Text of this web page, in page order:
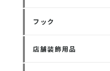
フック
店舗装飾用品